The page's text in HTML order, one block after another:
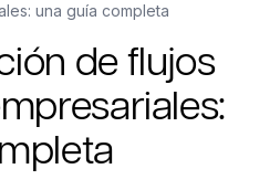
una guía completa
de flujos